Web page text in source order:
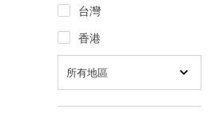
台灣
香港
所有地區